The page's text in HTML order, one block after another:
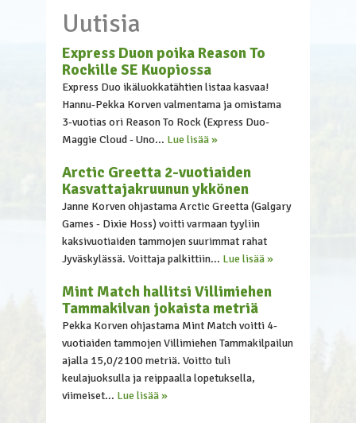
Uutisia
Express Duon poika Reason To
Rockille SE Kuopiossa
Express Duo ikäluokkatähtien listaa kasvaa!
Hannu-Pekka Korven valmentama ja omistama
3-vuotias ori Reason To Rock (Express Duo-
Maggie Cloud - Uno... Lue lisää »
Arctic Greetta 2-vuotiaiden
Kasvattajakruunun ykkönen
Janne Korven ohjastama Arctic Greetta (Galgary
Games - Dixie Hoss) voitti varmaan tyyliin
kaksivuotiaiden tammojen suurimmat rahat
Jyväskylässä. Voittaja palkittiin... Lue lisää »
Mint Match hallitsi Villimiehen
Tammakilvan jokaista metriä
Pekka Korven ohjastama Mint Match voitti 4-
vuotiaiden tammojen Villimiehen Tammakilpailun
ajalla 15,0/2100 metriä. Voitto tuli
keulajuoksulla ja reippaalla lopetuksella,
viimeiset... Lue lisää »